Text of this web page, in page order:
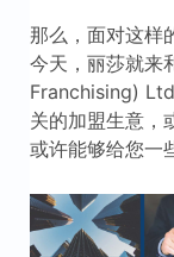
那么，面对这样
今天，丽莎就来
Franchising)
关的加盟生意，
或许能够给您一